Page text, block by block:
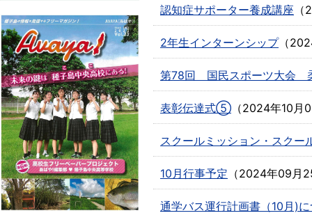
認知症サポーター養成講座 （
2年生インターンシップ（
第78回 国民スポーツ大会
表彰伝達式⑤ （2024年10月
スクールミッション・スクー
10月行事予定 （2024年09月
通学バス運行計画書（10月)